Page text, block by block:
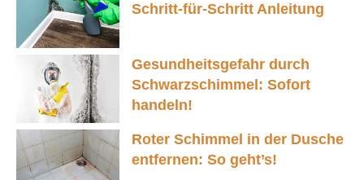
Schritt-für-Schritt Anleitung
Gesundheitsgefahr durch
Schwarzschimmel: Sofort
handeln!
Roter Schimmel in der Dusche
entfernen: So geht’s!